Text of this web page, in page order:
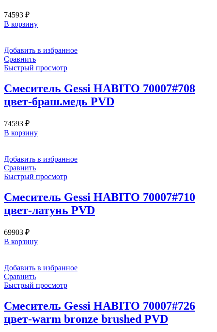
74593 ₽
В корзину
Добавить в избранное
Сравнить
Быстрый просмотр
Смеситель Gessi HABITO 70007#708
цвет-браш.медь PVD
74593 ₽
В корзину
Добавить в избранное
Сравнить
Быстрый просмотр
Смеситель Gessi HABITO 70007#710
цвет-латунь PVD
69903 ₽
В корзину
Добавить в избранное
Сравнить
Быстрый просмотр
Смеситель Gessi HABITO 70007#726
цвет-warm bronze brushed PVD